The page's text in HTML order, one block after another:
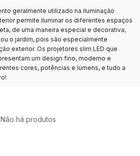
geralmente utilizado na iluminação
permite iluminar os diferentes espaços
de uma maneira especial e decorativa,
o jardim, pois são especialmente
exterior. Os projetores slim LED que
um design fino, moderno e
cores, potências e lúmens, e tudo a
Não há produtos